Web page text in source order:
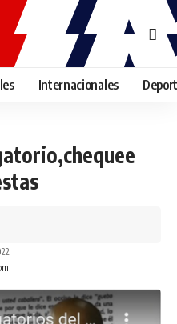
Internacionales